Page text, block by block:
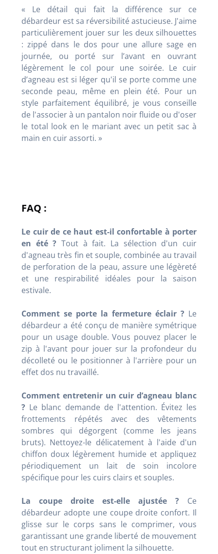
« Le détail qui fait la différence sur ce
débardeur est sa réversibilité astucieuse. J'aime
particulièrement jouer sur les deux silhouettes
: zippé dans le dos pour une allure sage en
journée, ou porté sur l’avant en ouvrant
légèrement le col pour une soirée. Le cuir
d’agneau est si léger qu'il se porte comme une
seconde peau, même en plein été. Pour un
style parfaitement équilibré, je vous conseille
de l'associer à un pantalon noir fluide ou d'oser
le total look en le mariant avec un petit sac à
main en cuir assorti. »
FAQ :
Le cuir de ce haut est-il confortable à porter
en été ? Tout à fait. La sélection d'un cuir
d'agneau très fin et souple, combinée au travail
de perforation de la peau, assure une légèreté
et une respirabilité idéales pour la saison
estivale.
Comment se porte la fermeture éclair ? Le
débardeur a été conçu de manière symétrique
pour un usage double. Vous pouvez placer le
zip à l'avant pour jouer sur la profondeur du
décolleté ou le positionner à l'arrière pour un
effet dos nu travaillé.
Comment entretenir un cuir d’agneau blanc
? Le blanc demande de l'attention. Évitez les
frottements répétés avec des vêtements
sombres qui dégorgent (comme les jeans
bruts). Nettoyez-le délicatement à l'aide d'un
chiffon doux légèrement humide et appliquez
périodiquement un lait de soin incolore
spécifique pour les cuirs clairs et souples.
La coupe droite est-elle ajustée ? Ce
débardeur adopte une coupe droite confort. Il
glisse sur le corps sans le comprimer, vous
garantissant une grande liberté de mouvement
tout en structurant joliment la silhouette.